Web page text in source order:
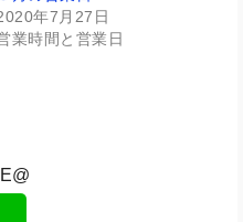
年7月27日
業時間と営業日